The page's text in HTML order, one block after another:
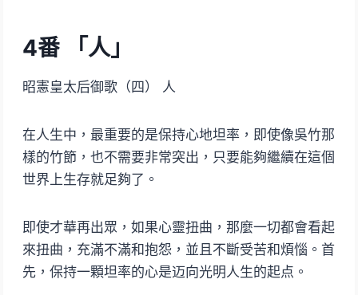
4番 「人」
昭憲皇太后御歌（四） 人
在人生中，最重要的是保持心地坦率，即使像吳竹那
樣的竹節，也不需要非常突出，只要能夠繼續在這個
世界上生存就足夠了。
即使才華再出眾，如果心靈扭曲，那麼一切都會看起
來扭曲，充滿不滿和抱怨，並且不斷受苦和煩惱。首
先，保持一顆坦率的心是迈向光明人生的起点。